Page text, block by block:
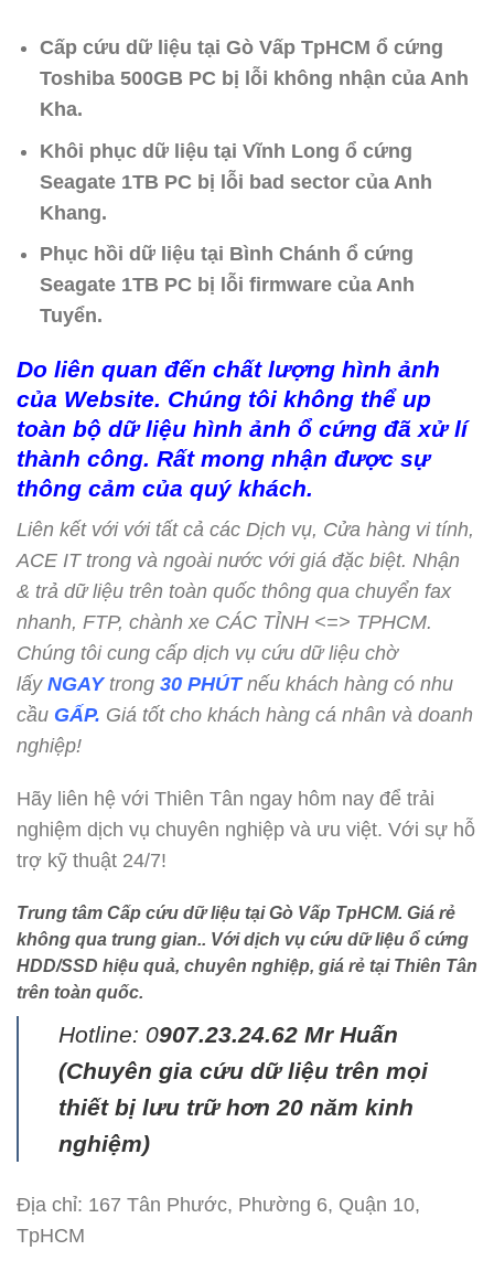
Cấp cứu dữ liệu tại Gò Vấp TpHCM ổ cứng
Toshiba 500GB PC bị lỗi không nhận của Anh
Kha.
Khôi phục dữ liệu tại Vĩnh Long ổ cứng
Seagate 1TB PC bị lỗi bad sector của Anh
Khang.
Phục hồi dữ liệu tại Bình Chánh ổ cứng
Seagate 1TB PC bị lỗi firmware của Anh
Tuyển.
Do liên quan đến chất lượng hình ảnh
của Website. Chúng tôi không thể up
toàn bộ dữ liệu hình ảnh ổ cứng đã xử lí
thành công. Rất mong nhận được sự
thông cảm của quý khách.
Liên kết với với tất cả các Dịch vụ, Cửa hàng vi tính,
ACE IT trong và ngoài nước với giá đặc biệt. Nhận
& trả dữ liệu trên toàn quốc thông qua chuyển fax
nhanh, FTP, chành xe CÁC TỈNH <=> TPHCM.
Chúng tôi cung cấp dịch vụ cứu dữ liệu chờ
lấy NGAYtrong 30 PHÚTnếu khách hàng có nhu
cầu GẤP. Giá tốt cho khách hàng cá nhân và doanh
nghiệp!
Hãy liên hệ với Thiên Tân ngay hôm nay để trải
nghiệm dịch vụ chuyên nghiệp và ưu việt. Với sự hỗ
trợ kỹ thuật 24/7!
Trung tâm Cấp cứu dữ liệu tại Gò Vấp TpHCM. Giá rẻ
không qua trung gian.. Với dịch vụ cứu dữ liệu ổ cứng
HDD/SSD hiệu quả, chuyên nghiệp, giá rẻ tại Thiên Tân
trên toàn quốc.
Hotline: 0907.23.24.62 Mr Huấn
(Chuyên gia cứu dữ liệu trên mọi
thiết bị lưu trữ hơn 20 năm kinh
nghiệm)
Địa chỉ: 167 Tân Phước, Phường 6, Quận 10,
TpHCM